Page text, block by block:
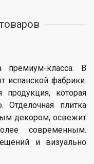
премиум-класса. В
испанской фабрики.
продукция, которая
Отделочная плитка
декором, освежит
современным.
и визуально